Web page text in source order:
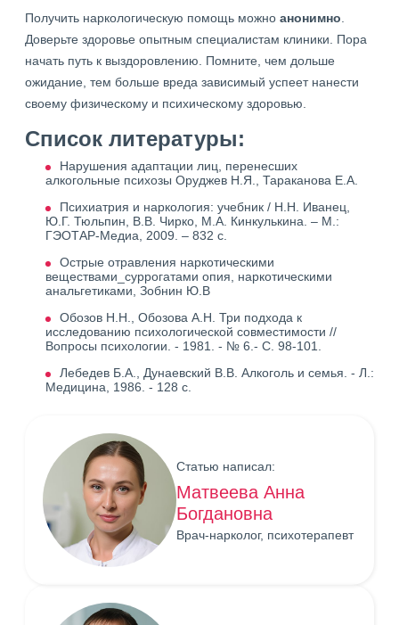
Получить наркологическую помощь можно анонимно.
Доверьте здоровье опытным специалистам клиники. Пора
начать путь к выздоровлению. Помните, чем дольше
ожидание, тем больше вреда зависимый успеет нанести
своему физическому и психическому здоровью.
Список литературы:
Нарушения адаптации лиц, перенесших
алкогольные психозы Оруджев Н.Я., Тараканова Е.А.
Психиатрия и наркология: учебник / Н.Н. Иванец,
Ю.Г. Тюльпин, В.В. Чирко, М.А. Кинкулькина. – М.:
ГЭОТАР-Медиа, 2009. – 832 с.
Острые отравления наркотическими
веществами_суррогатами опия, наркотическими
анальгетиками, Зобнин Ю.В
Обозов Н.Н., Обозова А.Н. Три подхода к
исследованию психологической совместимости //
Вопросы психологии. - 1981. - № 6.- С. 98-101.
Лебедев Б.А., Дунаевский В.В. Алкоголь и семья. - Л.:
Медицина, 1986. - 128 с.
Статью написал:
Матвеева Анна
Богдановна
Врач-нарколог, психотерапевт